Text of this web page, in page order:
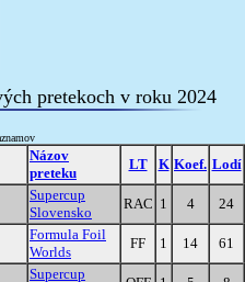
pretekoch v roku 2024
Názov
preteku
LT K Koef. Lodí
Supercup
Slovensko
RAC 1 4 24
Formula Foil
Worlds
FF 1 14 61
Supercup